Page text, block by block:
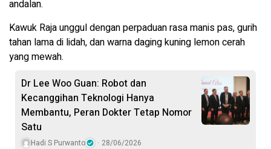
andalan.
Kawuk Raja unggul dengan perpaduan rasa manis pas, gurih
tahan lama di lidah, dan warna daging kuning lemon cerah
yang mewah.
Dr Lee Woo Guan: Robot dan
Kecanggihan Teknologi Hanya
Membantu, Peran Dokter Tetap Nomor
Satu
Hadi S Purwanto 28/06/2026